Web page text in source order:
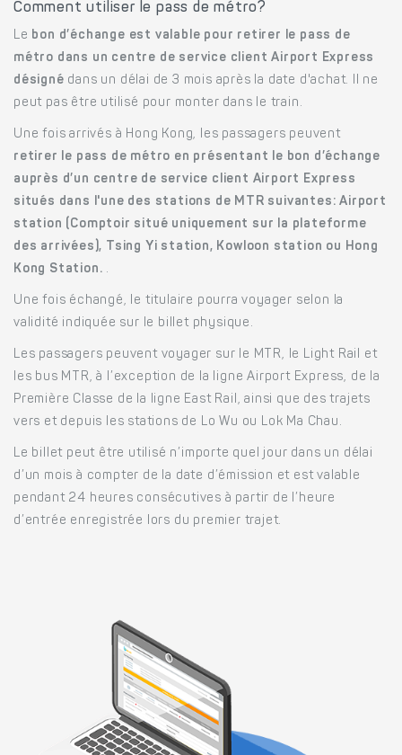
Comment utiliser le pass de métro?
Le bon d’échange est valable pour retirer le pass de
métro dans un centre de service client Airport Express
désigné dans un délai de 3 mois après la date d'achat. Il ne
peut pas être utilisé pour monter dans le train.
Une fois arrivés à Hong Kong, les passagers peuvent
retirer le pass de métro en présentant le bon d’échange
auprès d’un centre de service client Airport Express
situés dans l'une des stations de MTR suivantes: Airport
station (Comptoir situé uniquement sur la plateforme
des arrivées), Tsing Yi station, Kowloon station ou Hong
Kong Station. .
Une fois échangé, le titulaire pourra voyager selon la
validité indiquée sur le billet physique.
Les passagers peuvent voyager sur le MTR, le Light Rail et
les bus MTR, à l’exception de la ligne Airport Express, de la
Première Classe de la ligne East Rail, ainsi que des trajets
vers et depuis les stations de Lo Wu ou Lok Ma Chau.
Le billet peut être utilisé n’importe quel jour dans un délai
d’un mois à compter de la date d’émission et est valable
pendant 24 heures consécutives à partir de l’heure
d’entrée enregistrée lors du premier trajet.